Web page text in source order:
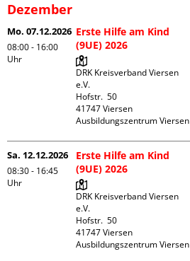
Dezember
Mo. 07.12.2026
08:00 - 16:00
Uhr
Erste Hilfe am Kind
(9UE) 2026
DRK Kreisverband Viersen
e.V.
Hofstr.  50
41747 Viersen
Ausbildungszentrum Viersen
Sa. 12.12.2026
08:30 - 16:45
Uhr
Erste Hilfe am Kind
(9UE) 2026
DRK Kreisverband Viersen
e.V.
Hofstr.  50
41747 Viersen
Ausbildungszentrum Viersen